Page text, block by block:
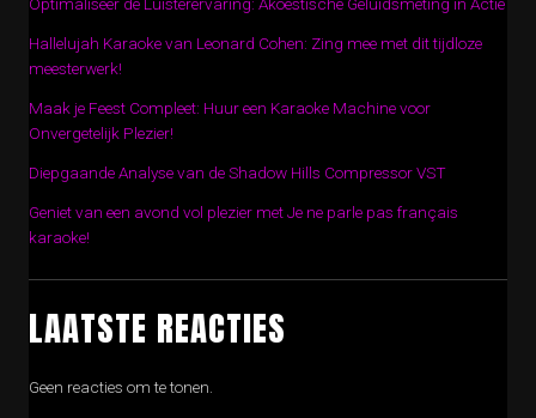
Hallelujah Karaoke van Leonard Cohen: Zing mee met dit tijdloze
meesterwerk!
Maak je Feest Compleet: Huur een Karaoke Machine voor
Onvergetelijk Plezier!
Diepgaande Analyse van de Shadow Hills Compressor VST
Geniet van een avond vol plezier met Je ne parle pas français
karaoke!
LAATSTE REACTIES
Geen reacties om te tonen.